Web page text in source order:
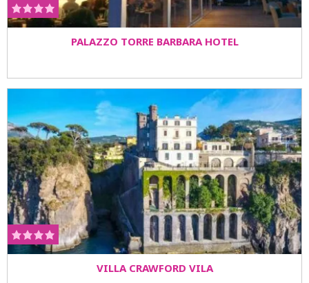
PALAZZO TORRE BARBARA HOTEL
VILLA CRAWFORD VILA